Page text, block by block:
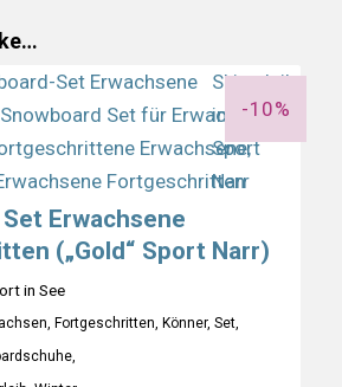
-10%
Erwachsene
(„Gold“ Sport Narr)
in See
Fortgeschritten, Könner, Set,